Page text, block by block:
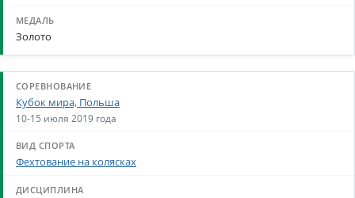
Золото
Кубок мира, Польша
10-15 июля 2019 года
Фехтование на колясках